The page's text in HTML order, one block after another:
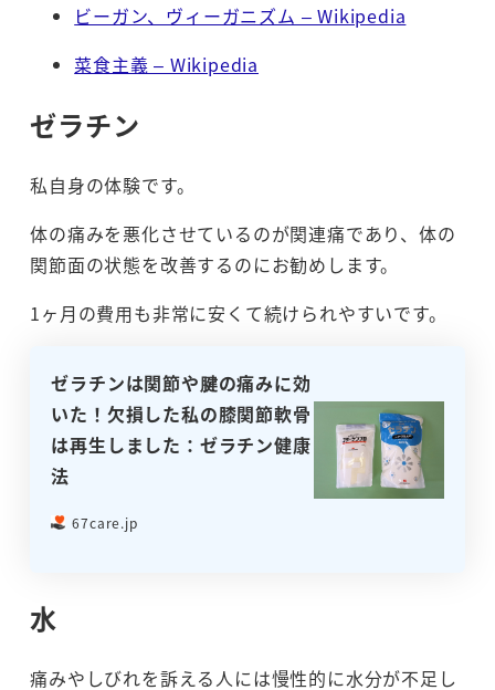
ビーガン、ヴィーガニズム – Wikipedia
菜食主義 – Wikipedia
ゼラチン
私自身の体験です。
体の痛みを悪化させているのが関連痛であり、体の
関節面の状態を改善するのにお勧めします。
1ヶ月の費用も非常に安くて続けられやすいです。
ゼラチンは関節や腱の痛みに効
いた！欠損した私の膝関節軟骨
は再生しました：ゼラチン健康
法
67care.jp
水
痛みやしびれを訴える人には慢性的に水分が不足し